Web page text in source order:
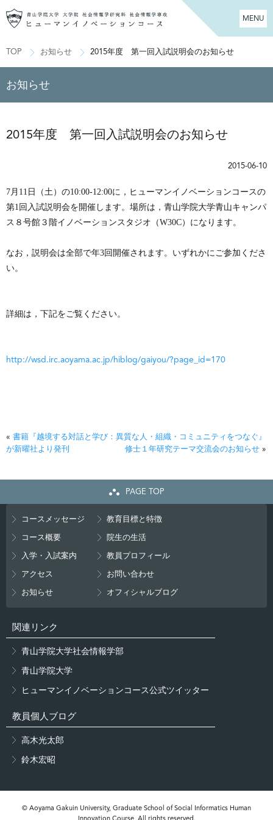
MENU
TOP お知らせ 2015年度 第一回入試説明会のお知らせ
お知らせ
2015年度 第一回入試説明会のお知らせ
2015-06-10
7月 11 日（土）の10:00-12:00に，ヒューマンイノベーションコースの
第1 回入試説明会を開催します。場所は，青山学院大学青山キャンパ
ス８号館３階イノベーションスタジオ（W30C）になります。
なお，説明会は全部で年3回開催されます。いずれかにご参加くださ
い。
詳細は，下記をご覧ください。
http://wsd.irc.aoyama.ac.jp/hiblog/gaiyou/?page_id=170
« 書籍『越境する対話と学び：異質な人・組織・コミュニティをつなぐ』
が新曜社より発刊
修士１年研究テーマ交流会のお知らせ »
PAGE TOP
コースメッセージ
教育目標と特徴
コース概要
院生の生活
入学・入試案内
教員プロフィール
アクセス
お問い合わせ
お知らせ
オフィシャルブログ
関連リンク
青山学院大学社会情報学部
青山学院大学
ヒューマンイノベーションコース公式ツイッター
教員個人ブログ
高木光太郎
鈴木宏昭
© Aoyama Gakuin University, Graduate School of Social Informatics Human